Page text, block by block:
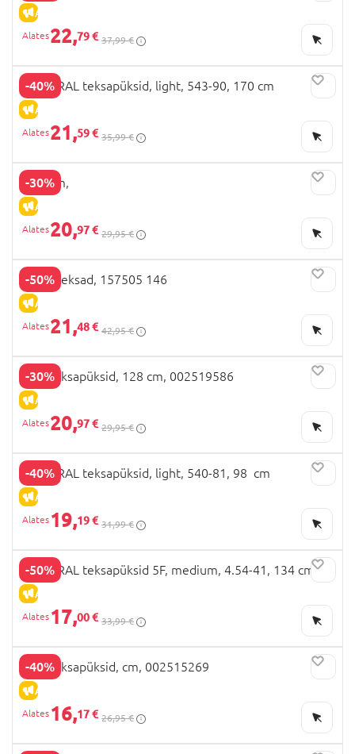
ALLAHINDLUS
22,79 € 37,99 €
-40%
ALLAHINDLUS
MAYORAL teksapüksid, light, 543-90, 170 cm
21,59 € 35,99 €
-30%
ALLAHINDLUS
OVS cm,
20,97 € 29,95 €
-50%
ALLAHINDLUS
NEXT teksad, 157505 146
21,48 € 42,95 €
-30%
ALLAHINDLUS
OVS teksapüksid, 128 cm, 002519586
20,97 € 29,95 €
-40%
ALLAHINDLUS
MAYORAL teksapüksid, light, 540-81, 98 cm
19,19 € 31,99 €
-50%
ALLAHINDLUS
MAYORAL teksapüksid 5F, medium, 4.54-41, 134 cm
17,00 € 33,99 €
-40%
ALLAHINDLUS
OVS teksapüksid, cm, 002515269
16,17 € 26,95 €